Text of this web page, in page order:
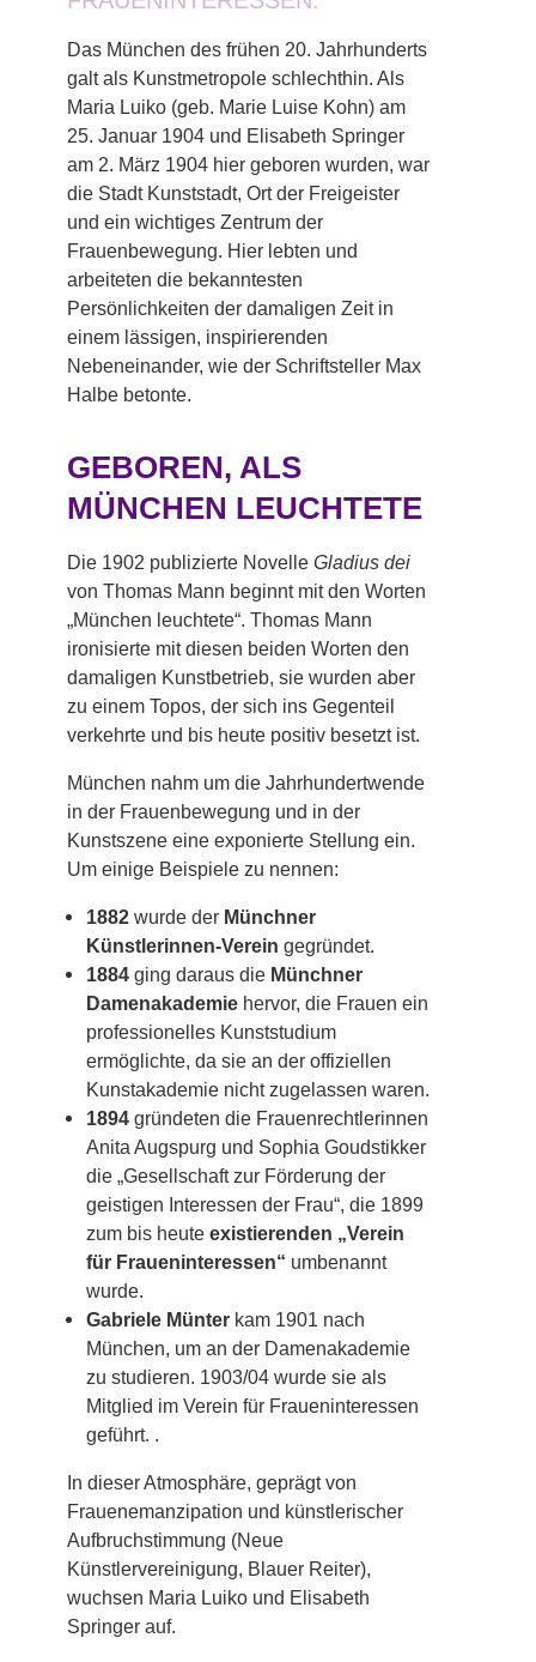
Das München des frühen 20. Jahrhunderts
galt als Kunstmetropole schlechthin. Als
Maria Luiko (geb. Marie Luise Kohn) am
25. Januar 1904 und Elisabeth Springer
am 2. März 1904 hier geboren wurden, war
die Stadt Kunststadt, Ort der Freigeister
und ein wichtiges Zentrum der
Frauenbewegung. Hier lebten und
arbeiteten die bekanntesten
Persönlichkeiten der damaligen Zeit in
einem lässigen, inspirierenden
Nebeneinander, wie der Schriftsteller Max
Halbe betonte.
GEBOREN, ALS
MÜNCHEN LEUCHTETE
Die 1902 publizierte Novelle Gladius dei
von Thomas Mann beginnt mit den Worten
„München leuchtete“. Thomas Mann
ironisierte mit diesen beiden Worten den
damaligen Kunstbetrieb, sie wurden aber
zu einem Topos, der sich ins Gegenteil
verkehrte und bis heute positiv besetzt ist.
München nahm um die Jahrhundertwende
in der Frauenbewegung und in der
Kunstszene eine exponierte Stellung ein.
Um einige Beispiele zu nennen:
1882 wurde der Münchner
Künstlerinnen-Verein gegründet.
1884 ging daraus die Münchner
Damenakademie hervor, die Frauen ein
professionelles Kunststudium
ermöglichte, da sie an der offiziellen
Kunstakademie nicht zugelassen waren.
1894 gründeten die Frauenrechtlerinnen
Anita Augspurg und Sophia Goudstikker
die „Gesellschaft zur Förderung der
geistigen Interessen der Frau“, die 1899
zum bis heute existierenden „Verein
für Fraueninteressen“ umbenannt
wurde.
Gabriele Münter kam 1901 nach
München, um an der Damenakademie
zu studieren. 1903/04 wurde sie als
Mitglied im Verein für Fraueninteressen
geführt. .
In dieser Atmosphäre, geprägt von
Frauenemanzipation und künstlerischer
Aufbruchstimmung (Neue
Künstlervereinigung, Blauer Reiter),
wuchsen Maria Luiko und Elisabeth
Springer auf.